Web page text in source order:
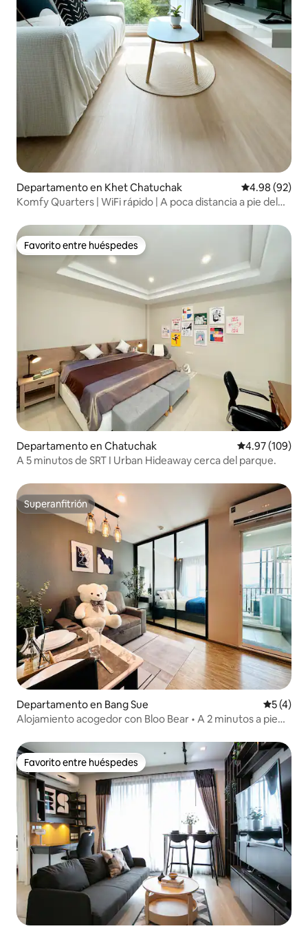
Departamento en Khet Chatuchak Calificación
4.98 (92)
Komfy Quarters | WiFi rápido | A poca distancia a pie del
Favorito entre huéspedes
Favorito entre huéspedes
Departamento en Chatuchak Calificación
4.97 (109)
A 5 minutos de SRT I Urban Hideaway cerca del parque.
Superanfitrión
Superanfitrión
Departamento en Bang Sue
5 (4)
Alojamiento acogedor con Bloo Bear • A 2 minutos a pie
Favorito entre huéspedes
Favorito entre huéspedes